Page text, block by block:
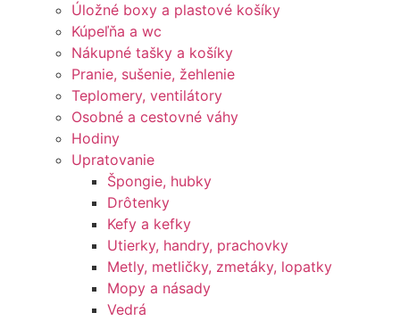
Úložné boxy a plastové košíky
Kúpeľňa a wc
Nákupné tašky a košíky
Pranie, sušenie, žehlenie
Teplomery, ventilátory
Osobné a cestovné váhy
Hodiny
Upratovanie
Špongie, hubky
Drôtenky
Kefy a kefky
Utierky, handry, prachovky
Metly, metličky, zmetáky, lopatky
Mopy a násady
Vedrá